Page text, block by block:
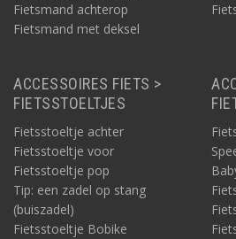
Fietsmand achterop
Fietsmand met deksel
ACCESSOIRES FIETS >
FIETSSTOELTJES
Fietsstoeltje achter
Fietsstoeltje voor
Fietsstoeltje pop
Tip: een zadel op stang
(buiszadel)
Fietsstoeltje Bobike